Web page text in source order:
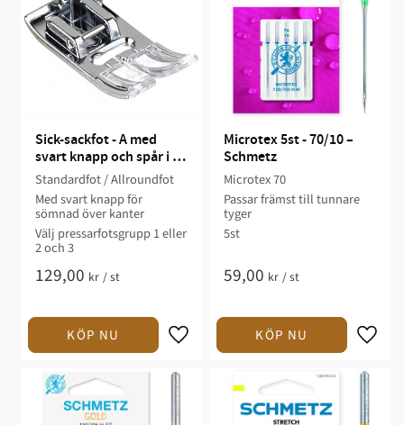
Sick-sackfot - A med
svart knapp och spår i
mitten Janome
Standardfot / Allroundfot
Med svart knapp för
sömnad över kanter
Välj pressarfotsgrupp 1 eller
2 och 3
129,00 kr /st
Microtex 5st - 70/10 –
Schmetz
Microtex 70
Passar främst till tunnare
tyger
5st
59,00 kr /st